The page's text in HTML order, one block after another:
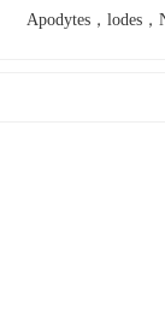
Apodytes，lodes，